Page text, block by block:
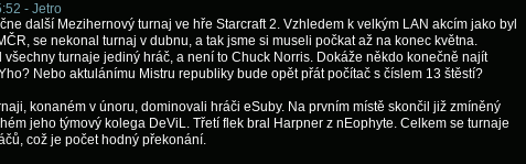
- Jetro
další Mezihernový turnaj ve hře Starcraft 2. Vzhledem k velkým LAN akcím jako byl
se nekonal turnaj v dubnu, a tak jsme si museli počkat až na konec května.
všechny turnaje jediný hráč, a není to Chuck Norris. Dokáže někdo konečně najít
Nebo aktulánímu Mistru republiky bude opět přát počítač s číslem 13 štěstí?
konaném v únoru, dominovali hráči eSuby. Na prvním místě skončil již zmíněný
jeho týmový kolega DeViL. Třetí flek bral Harpner z nEophyte. Celkem se turnaje
což je počet hodný překonání.